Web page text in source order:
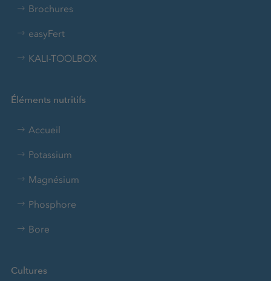
Brochures
easyFert
KALI-TOOLBOX
Éléments nutritifs
Accueil
Potassium
Magnésium
Phosphore
Bore
Cultures